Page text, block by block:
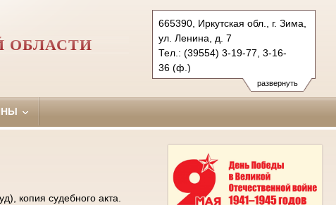
развернуть
665390, Иркутская обл., г. Зима,
ул. Ленина, д. 7
Тел.: (39554) 3-19-77, 3-16-
36 (ф.)
ziminsky.irk@sudrf.ru
ОБЛАСТИ
копия судебного акта.